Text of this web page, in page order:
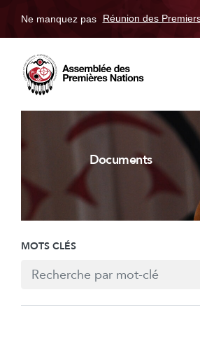
Ne manquez pas Réunion des
Documents
MOTS CLÉS